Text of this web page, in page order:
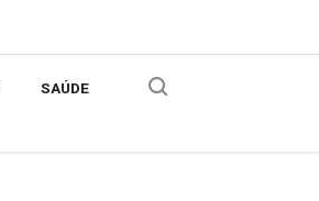
SAÚDE